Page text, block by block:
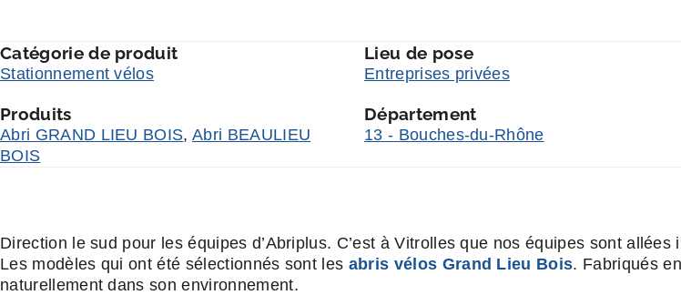
Catégorie de produit
Stationnement vélos
Produits
Abri GRAND LIEU BOIS,Abri BEAULIEU
BOIS
Lieu de pose
Entreprises privées
Département
13 - Bouches-du-Rhône
Direction le sud pour les équipes d’Abriplus. C’est à Vitrolles que nos équipes sont
Les modèles qui ont été sélectionnés sont les abris vélos Grand Lieu Bois. Fabriqués
naturellement dans son environnement.